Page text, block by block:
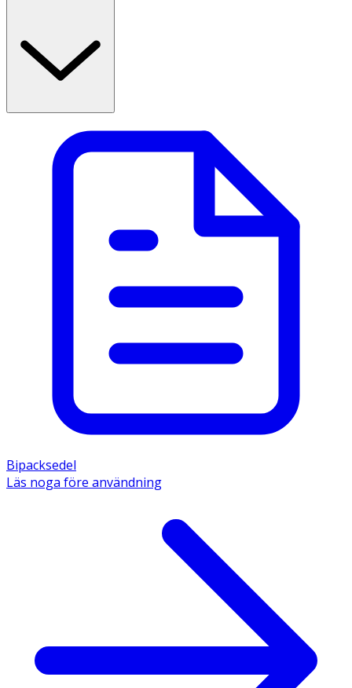
Bipacksedel
Läs noga före användning